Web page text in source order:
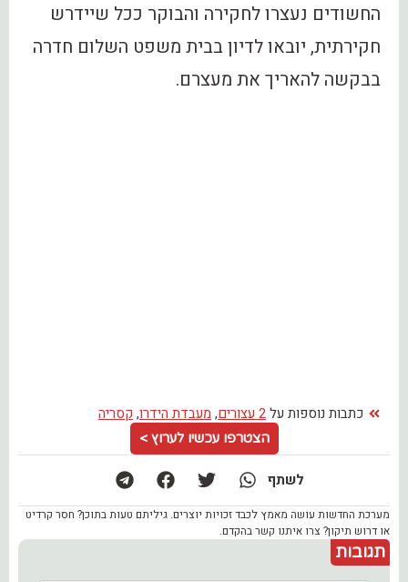
החשודים נעצרו לחקירה והבוקר ככל שיידרש
חקירתית, יובאו לדיון בבית משפט השלום חדרה
בבקשה להאריך את מעצרם.
כתבות נוספות על2 עצורים , מעבדת הידרו, קסריה
הצטרפו עכשיו לערוץ >
לשתף
מערכת החדשות עושה מאמץ לכבד זכויות יוצרים. גיליתם טעות בתוכן? חסר קרדיט
או דרוש תיקון? צרו איתנו קשר בהקדם.
תגובות